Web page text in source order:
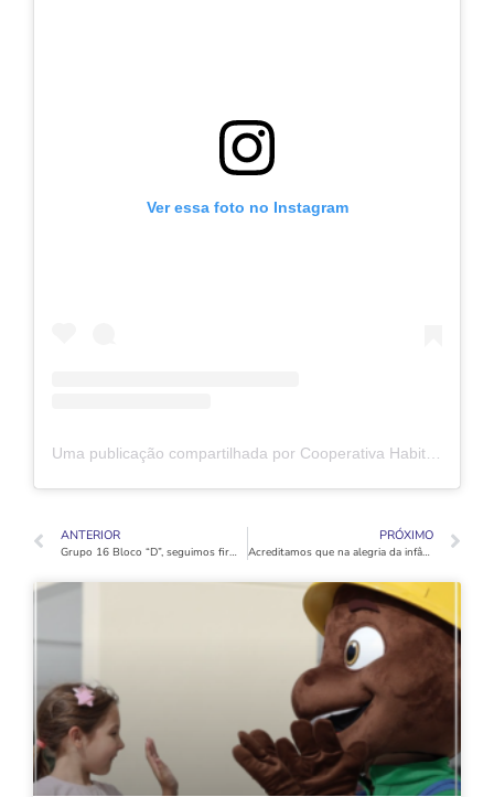
Ver essa foto no Instagram
Uma publicação compartilhada por Cooperativa Habitacional Vida Nova (@coophabvidanovaoficial)
ANTERIOR
Grupo 16 Bloco “D”, seguimos firmes na execução das fundações diretas, com a concretagem dos primeiros blocos.
PRÓXIMO
Acreditamos que na alegria da infância, se nutre uma esperança.